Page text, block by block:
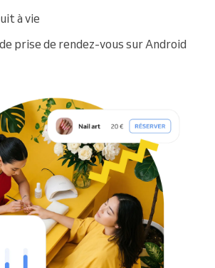
à vie
prise de rendez-vous sur Android